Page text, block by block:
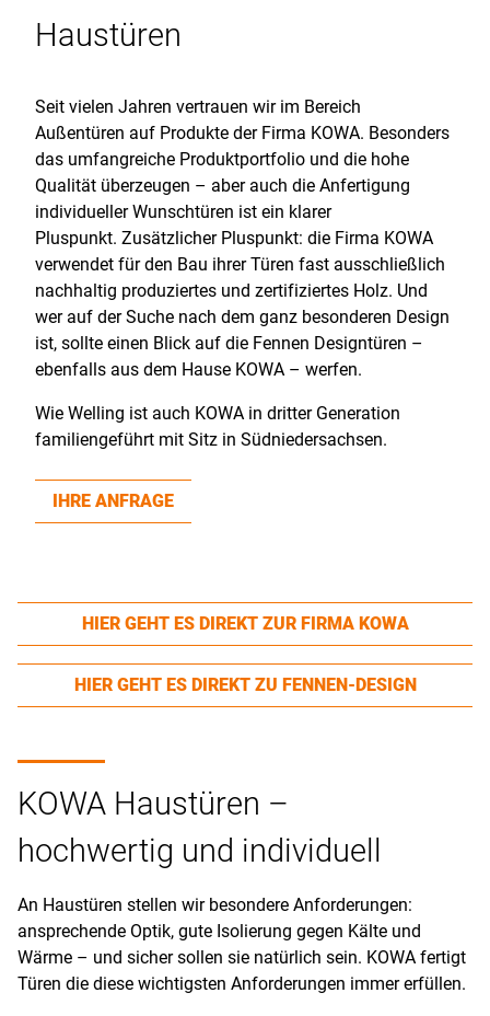
BANKEN
SCHLAFZIMMER
HAUSTÜREN
FENSTER
KLEINAUFTRÄGE
REFERENZEN
VIDEO
Haustüren
Seit vielen Jahren vertrauen wir im Bereich
Außentüren auf Produkte der Firma KOWA. Besonders
das umfangreiche Produktportfolio und die hohe
Qualität überzeugen – aber auch die Anfertigung
individueller Wunschtüren ist ein klarer
Pluspunkt. Zusätzlicher Pluspunkt: die Firma KOWA
verwendet für den Bau ihrer Türen fast ausschließlich
nachhaltig produziertes und zertifiziertes Holz. Und
wer auf der Suche nach dem ganz besonderen Design
ist, sollte einen Blick auf die Fennen Designtüren –
ebenfalls aus dem Hause KOWA – werfen.
Wie Welling ist auch KOWA in dritter Generation
familiengeführt mit Sitz in Südniedersachsen.
IHRE ANFRAGE
HIER GEHT ES DIREKT ZUR FIRMA KOWA
HIER GEHT ES DIREKT ZU FENNEN-DESIGN
KOWA Haustüren –
hochwertig und individuell
An Haustüren stellen wir besondere Anforderungen:
ansprechende Optik, gute Isolierung gegen Kälte und
Wärme – und sicher sollen sie natürlich sein. KOWA fertigt
Türen die diese wichtigsten Anforderungen immer erfüllen.